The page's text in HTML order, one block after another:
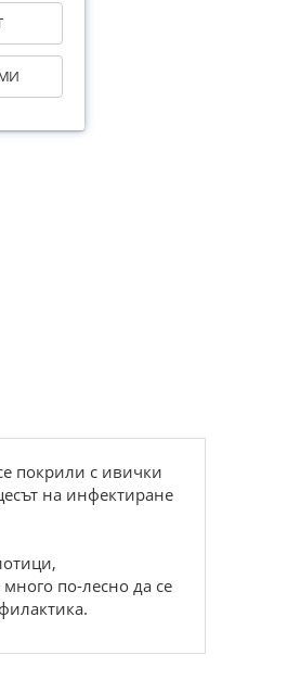
покрили с ивички
на инфектиране
по-лесно да се